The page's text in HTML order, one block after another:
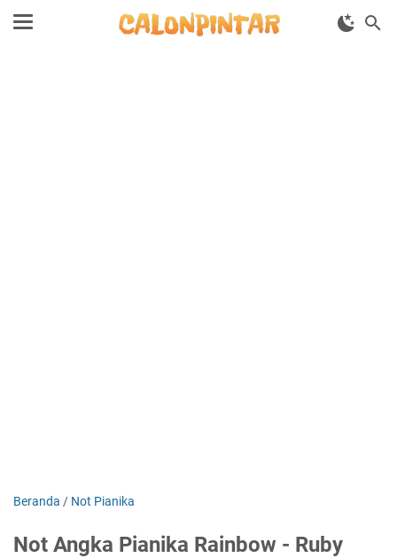
Beranda / Not Pianika
Not Angka Pianika Rainbow - Ruby